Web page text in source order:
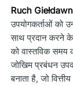
Ruch
उपयोगकर्ताओं को
साथ प्रदान करने के
को वास्तविक समय
जोखिम प्रबंधन
बनाता है, जो